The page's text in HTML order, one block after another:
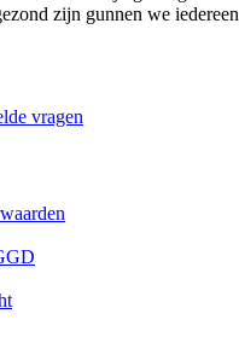
zijn gunnen we
vragen